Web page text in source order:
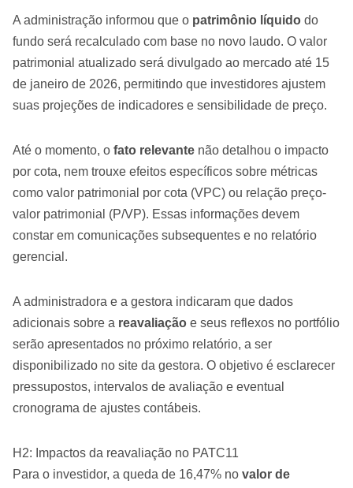
A administração informou que o patrimônio líquido do
fundo será recalculado com base no novo laudo. O valor
patrimonial atualizado será divulgado ao mercado até 15
de janeiro de 2026, permitindo que investidores ajustem
suas projeções de indicadores e sensibilidade de preço.
Até o momento, o fato relevante não detalhou o impacto
por cota, nem trouxe efeitos específicos sobre métricas
como valor patrimonial por cota (VPC) ou relação preço-
valor patrimonial (P/VP). Essas informações devem
constar em comunicações subsequentes e no relatório
gerencial.
A administradora e a gestora indicaram que dados
adicionais sobre a reavaliação e seus reflexos no portfólio
serão apresentados no próximo relatório, a ser
disponibilizado no site da gestora. O objetivo é esclarecer
pressupostos, intervalos de avaliação e eventual
cronograma de ajustes contábeis.
H2: Impactos da reavaliação no PATC11
Para o investidor, a queda de 16,47% no valor de